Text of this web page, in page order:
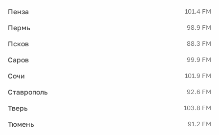
Пенза 101.4 FM
Пермь 98.9 FM
Псков 88.3 FM
Саров 99.9 FM
Сочи 101.9 FM
Ставрополь 92.6 FM
Тверь 103.8 FM
Тюмень 91.2 FM